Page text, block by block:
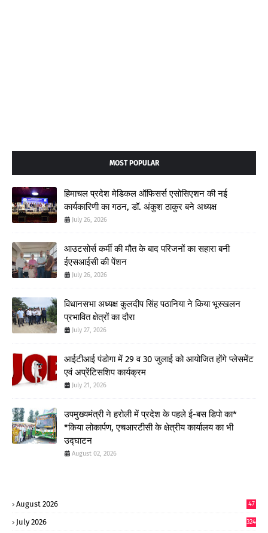
MOST POPULAR
हिमाचल प्रदेश मेडिकल ऑफिसर्स एसोसिएशन की नई
कार्यकारिणी का गठन, डॉ. अंकुश ठाकुर बने अध्यक्ष
July 26, 2026
आउटसोर्स कर्मी की मौत के बाद परिजनों का सहारा बनी
ईएसआईसी की पेंशन
July 26, 2026
विधानसभा अध्यक्ष कुलदीप सिंह पठानिया ने किया भूस्खलन
प्रभावित क्षेत्रों का दौरा
July 27, 2026
आईटीआई पंडोगा में 29 व 30 जुलाई को आयोजित होंगे प्लेसमेंट
एवं अप्रेंटिसशिप कार्यक्रम
July 21, 2026
उपमुख्यमंत्री ने हरोली में प्रदेश के पहले ई-बस डिपो का*
*किया लोकार्पण, एचआरटीसी के क्षेत्रीय कार्यालय का भी
उद्घाटन
August 02, 2026
August 2026 47
July 2026 324